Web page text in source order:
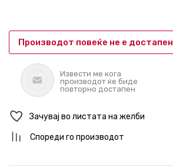
Производот повеќе не е достапен
Извести ме кога
производот ќе биде
повторно достапен
Зачувај во листата на желби
Спореди го производот